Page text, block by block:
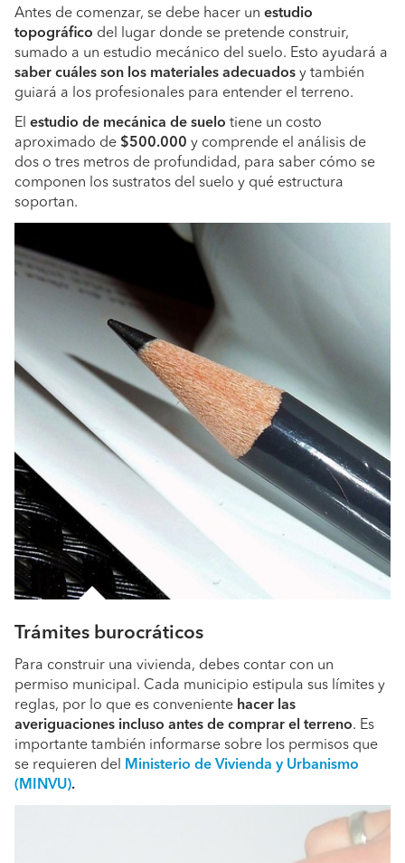
Antes de comenzar, se debe hacer un estudio
topográfico del lugar donde se pretende construir,
sumado a un estudio mecánico del suelo. Esto ayudará a
saber cuáles son los materiales adecuados y también
guiará a los profesionales para entender el terreno.
El estudio de mecánica de suelo tiene un costo
aproximado de $500.000 y comprende el análisis de
dos o tres metros de profundidad, para saber cómo se
componen los sustratos del suelo y qué estructura
soportan.
Trámites burocráticos
Para construir una vivienda, debes contar con un
permiso municipal. Cada municipio estipula sus límites y
reglas, por lo que es conveniente hacer las
averiguaciones incluso antes de comprar el terreno. Es
importante también informarse sobre los permisos que
se requieren del
Ministerio de Vivienda y Urbanismo
(MINVU).